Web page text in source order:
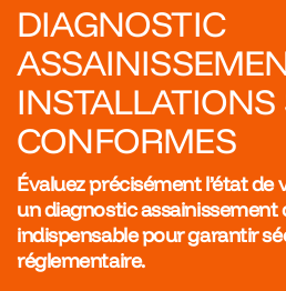
DIAGNOSTIC
INSTALLATIONS
CONFORMES
Évaluez précisément l’état de
un diagnostic assainissement
indispensable pour garantir
réglementaire.